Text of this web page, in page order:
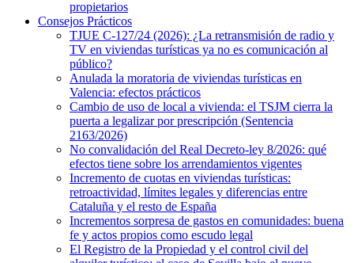
propietarios
Consejos Prácticos
TJUE C-127/24 (2026): ¿La retransmisión de radio y
TV en viviendas turísticas ya no es comunicación al
público?
Anulada la moratoria de viviendas turísticas en
Valencia: efectos prácticos
Cambio de uso de local a vivienda: el TSJM cierra la
puerta a legalizar por prescripción (Sentencia
2163/2026)
No convalidación del Real Decreto-ley 8/2026: qué
efectos tiene sobre los arrendamientos vigentes
Incremento de cuotas en viviendas turísticas:
retroactividad, límites legales y diferencias entre
Cataluña y el resto de España
Incrementos sorpresa de gastos en comunidades: buena
fe y actos propios como escudo legal
El Registro de la Propiedad y el control civil del